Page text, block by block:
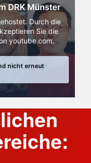
DRK Münster
Durch die
Sie die
youtube.com.
nicht erneut